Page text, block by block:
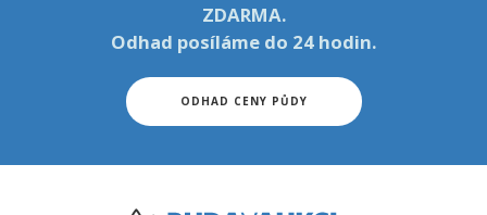
ZDARMA.
Odhad posíláme do 24 hodin.
ODHAD CENY PŮDY